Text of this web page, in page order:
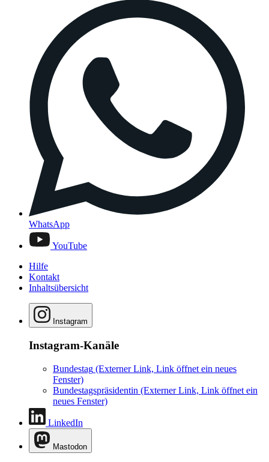
WhatsApp
YouTube
Hilfe
Kontakt
Inhaltsübersicht
Instagram
Instagram-Kanäle
Bundestag (Externer Link, Link öffnet ein neues
Fenster)
Bundestagspräsidentin (Externer Link, Link öffnet ein
neues Fenster)
LinkedIn
Mastodon